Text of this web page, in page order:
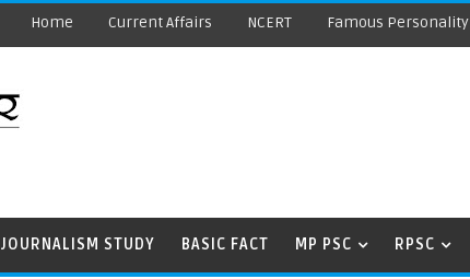
Home Current Affairs NCERT Famous Personality
JOURNALISM STUDY BASIC FACT MP PSC RPSC